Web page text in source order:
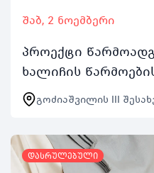
შაბ, 2 ნოემბერი
პროექტი
ხალიჩის
სერიას რომელიც
შაბათკვირას 2
ჩათვლით 1000
გოძიაშვილის III
დასრულებული